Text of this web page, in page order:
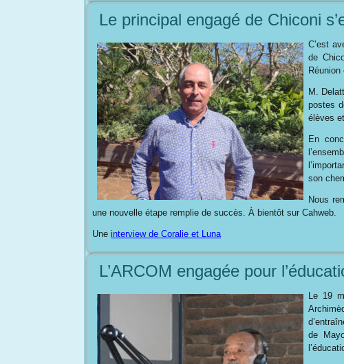
Le principal engagé de Chiconi
C’est
de
M.
postes
élèves
En
son
Nous
une nouvelle étape remplie de succès. À bientôt sur Cahweb.
Une interview de Coralie et Luna
L’ARCOM engagée pour
Le 19
de